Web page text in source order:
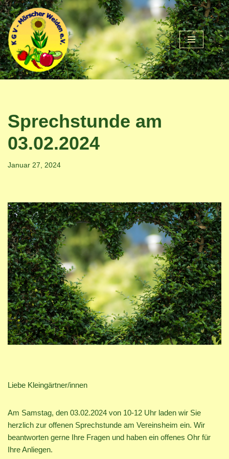
Zum
Inhalt
springen
Sprechstunde am
03.02.2024
Januar 27, 2024
Liebe Kleingärtner/innen
Am Samstag, den 03.02.2024 von 10-12 Uhr laden wir Sie
herzlich zur offenen Sprechstunde am Vereinsheim ein. Wir
beantworten gerne Ihre Fragen und haben ein offenes Ohr für
Ihre Anliegen.